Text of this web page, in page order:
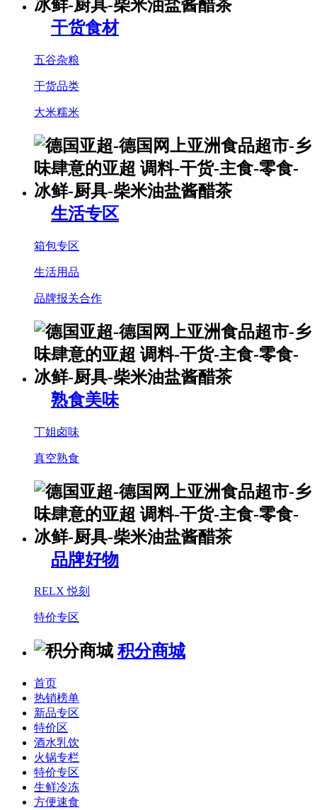
干货食材
五谷杂粮
干货品类
大米糯米
生活专区
箱包专区
生活用品
品牌报关合作
熟食美味
丁姐卤味
真空熟食
品牌好物
RELX 悦刻
特价专区
积分商城
首页
热销榜单
新品专区
特价区
酒水乳饮
火锅专栏
特价专区
生鲜冷冻
方便速食